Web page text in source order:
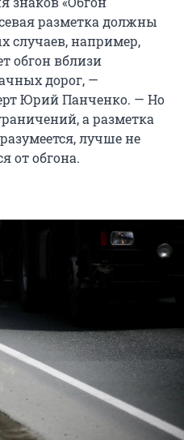
разметка должны
случаев, например,
обгон вблизи
дорог, —
Юрий Панченко. — Но
а разметка
лучше не
от обгона.